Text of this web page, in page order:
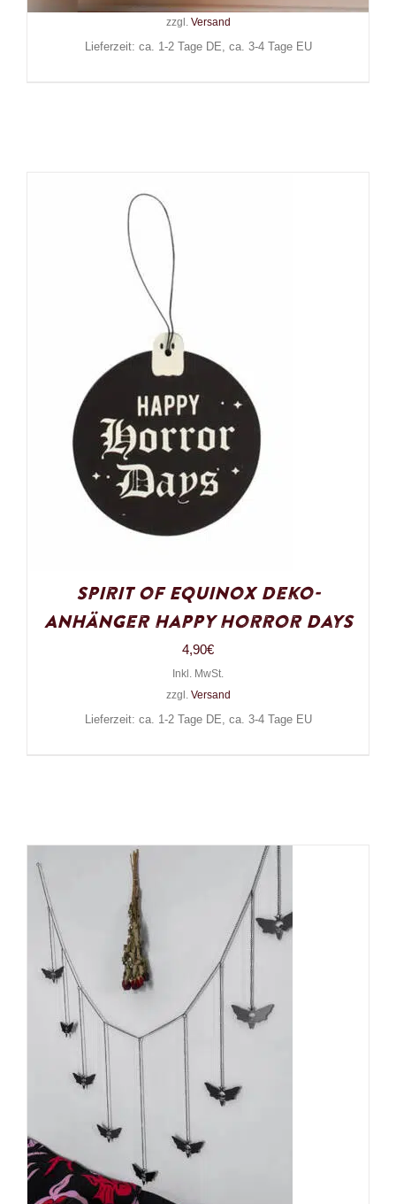
zzgl. Versand
Lieferzeit: ca. 1-2 Tage DE, ca. 3-4 Tage EU
Spirit of Equinox Deko-
Anhänger Happy Horror Days
4,90€
Inkl. MwSt.
zzgl. Versand
Lieferzeit: ca. 1-2 Tage DE, ca. 3-4 Tage EU